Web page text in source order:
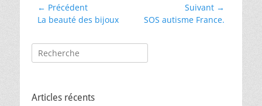
Navigation
de
← Précédent
Article
La beauté des bijoux
Suivant →
Article
SOS autisme France.
Rechercher :
Articles récents